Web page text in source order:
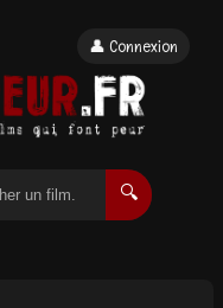
🔍
👤 Connexion